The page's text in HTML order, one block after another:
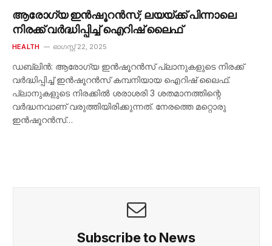
ആരോഗ്യ ഇൻഷൂറൻസ്; ലയയ്ക്ക് പിന്നാലെ
നിരക്ക് വർദ്ധിപ്പിച്ച് ഐറിഷ് ലൈഫ്
HEALTH ഓഗസ്റ്റ്‌ 22, 2025
ഡബ്ലിൻ: ആരോഗ്യ ഇൻഷൂറൻസ് പ്ലാനുകളുടെ നിരക്ക്
വർദ്ധിപ്പിച്ച് ഇൻഷൂറൻസ് കമ്പനിയായ ഐറിഷ് ലൈഫ്.
പ്ലാനുകളുടെ നിരക്കിൽ ശരാശരി 3 ശതമാനത്തിന്റെ
വർദ്ധനവാണ് വരുത്തിയിരിക്കുന്നത്. നേരത്തെ മറ്റൊരു
ഇൻഷൂറൻസ്…
Subscribe to News